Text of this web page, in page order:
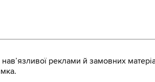
реклами й замовних